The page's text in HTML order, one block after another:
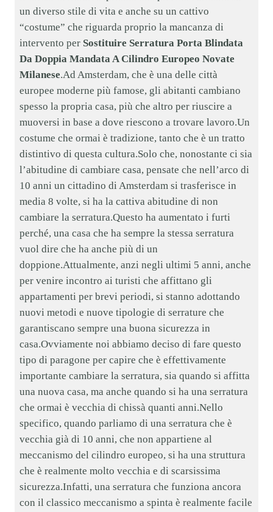
un diverso stile di vita e anche su un cattivo
“costume” che riguarda proprio la mancanza di
intervento per Sostituire Serratura Porta Blindata
Da Doppia Mandata A Cilindro Europeo Novate
Milanese.Ad Amsterdam, che è una delle città
europee moderne più famose, gli abitanti cambiano
spesso la propria casa, più che altro per riuscire a
muoversi in base a dove riescono a trovare lavoro.Un
costume che ormai è tradizione, tanto che è un tratto
distintivo di questa cultura.Solo che, nonostante ci sia
l’abitudine di cambiare casa, pensate che nell’arco di
10 anni un cittadino di Amsterdam si trasferisce in
media 8 volte, si ha la cattiva abitudine di non
cambiare la serratura.Questo ha aumentato i furti
perché, una casa che ha sempre la stessa serratura
vuol dire che ha anche più di un
doppione.Attualmente, anzi negli ultimi 5 anni, anche
per venire incontro ai turisti che affittano gli
appartamenti per brevi periodi, si stanno adottando
nuovi metodi e nuove tipologie di serrature che
garantiscano sempre una buona sicurezza in
casa.Ovviamente noi abbiamo deciso di fare questo
tipo di paragone per capire che è effettivamente
importante cambiare la serratura, sia quando si affitta
una nuova casa, ma anche quando si ha una serratura
che ormai è vecchia di chissà quanti anni.Nello
specifico, quando parliamo di una serratura che è
vecchia già di 10 anni, che non appartiene al
meccanismo del cilindro europeo, si ha una struttura
che è realmente molto vecchia e di scarsissima
sicurezza.Infatti, una serratura che funziona ancora
con il classico meccanismo a spinta è realmente facile